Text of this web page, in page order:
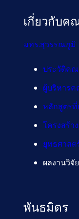
เกี่ยวกับค
มทร.สุวรรณภูมิ
ประวัติค
ผู้บริหาร
หลักสูตรที่
โครงสร้า
ยุทธศาส
ผลงานวิจัย
พันธมิตร